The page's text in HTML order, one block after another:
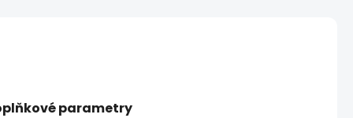
parametry